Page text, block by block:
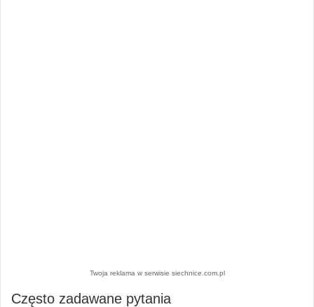
Twoja reklama w serwisie siechnice.com.pl
Często zadawane pytania